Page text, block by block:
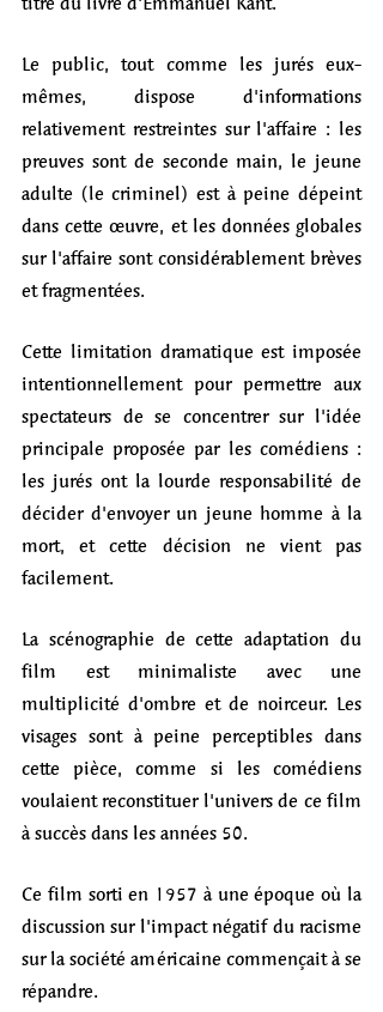
Le public, tout comme les jurés eux-
mêmes, dispose d'informations
relativement restreintes sur l'affaire : les
preuves sont de seconde main, le jeune
adulte (le criminel) est à peine dépeint
dans cette œuvre, et les données globales
sur l'affaire sont considérablement brèves
et fragmentées.
Cette limitation dramatique est imposée
intentionnellement pour permettre aux
spectateurs de se concentrer sur l'idée
principale proposée par les comédiens :
les jurés ont la lourde responsabilité de
décider d'envoyer un jeune homme à la
mort, et cette décision ne vient pas
facilement.
La scénographie de cette adaptation du
film est minimaliste avec une
multiplicité d'ombre et de noirceur. Les
visages sont à peine perceptibles dans
cette pièce, comme si les comédiens
voulaient reconstituer l'univers de ce film
à succès dans les années 50.
Ce film sorti en 1957 à une époque où la
discussion sur l'impact négatif du racisme
sur la société américaine commençait à se
répandre.